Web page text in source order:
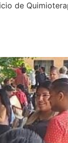
de